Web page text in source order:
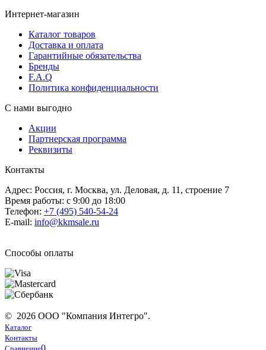
Интернет-магазин
Каталог товаров
Доставка и оплата
Гарантийные обязательства
Бренды
F.A.Q
Политика конфиденциальности
С нами выгодно
Акции
Партнерская программа
Реквизиты
Контакты
Адрес: Россия, г. Москва, ул. Деловая, д. 11, строение 7
Время работы: с 9:00 до 18:00
Телефон: +7 (495) 540-54-24
E-mail: info@kkmsale.ru
Способы оплаты
© 2026 ООО "Компания Интегро".
Каталог
Контакты